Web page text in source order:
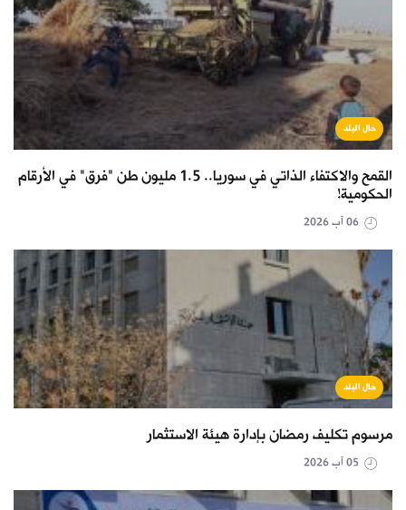
حال البلد
القمح والاكتفاء الذاتي في سوريا.. 1.5 مليون طن "فرق" في الأرقام
الحكومية!
حال البلد
مرسوم تكليف رمضان بإدارة هيئة الاستثمار